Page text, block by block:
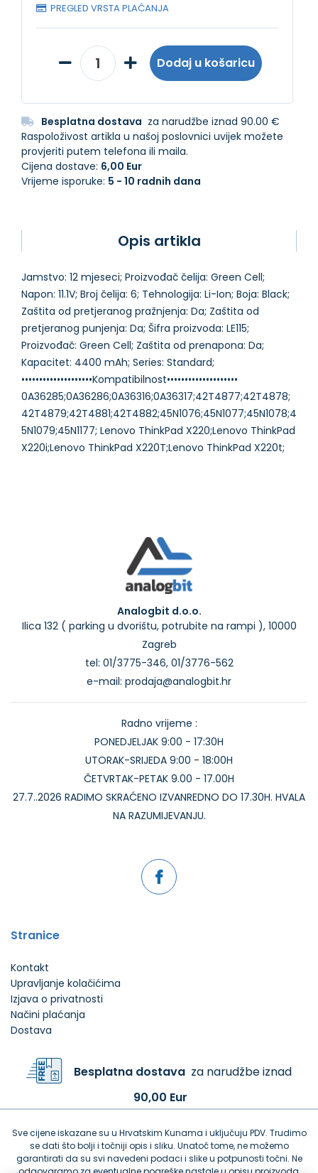
PREGLED VRSTA PLAĆANJA
Dodaj u košaricu
Besplatna dostava za narudžbe iznad 90.00 €
Raspoloživost artikla u našoj poslovnici uvijek možete
provjeriti putem telefona ili maila.
Cijena dostave: 6,00 Eur
Vrijeme isporuke: 5 - 10 radnih dana
Opis artikla
Jamstvo: 12 mjeseci; Proizvođač čelija: Green Cell;
Napon: 11.1V; Broj čelija: 6; Tehnologija: Li-Ion; Boja: Black;
Zaštita od pretjeranog pražnjenja: Da; Zaštita od
pretjeranog punjenja: Da; Šifra proizvoda: LE115;
Proizvođač: Green Cell; Zaštita od prenapona: Da;
Kapacitet: 4400 mAh; Series: Standard;
••••••••••••••••••••Kompatibilnost••••••••••••••••••••
0A36285;0A36286;0A36316;0A36317;42T4877;42T4878;
42T4879;42T4881;42T4882;45N1076;45N1077;45N1078;4
5N1079;45N1177; Lenovo ThinkPad X220;Lenovo ThinkPad
Analogbit d.o.o.
Ilica 132 ( parking u dvorištu, potrubite na rampi ), 10000
Zagreb
tel: 01/3775-346, 01/3776-562
e-mail: prodaja@analogbit.hr
Radno vrijeme :
PONEDJELJAK 9:00 - 17:30H
UTORAK-SRIJEDA 9:00 - 18:00H
ČETVRTAK-PETAK 9.00 - 17.00H
27.7..2026 RADIMO SKRAĆENO IZVANREDNO DO 17.30H. HVALA
NA RAZUMIJEVANJU.
Stranice
Kontakt
Upravljanje kolačićima
Izjava o privatnosti
Načini plaćanja
Dostava
Besplatna dostavaza narudžbe iznad
90,00 Eur
Sve cijene iskazane su u Hrvatskim Kunama i uključuju PDV. Trudimo
se dati što bolji i točniji opis i sliku. Unatoč tome, ne možemo
garantirati da su svi navedeni podaci i slike u potpunosti točni. Ne